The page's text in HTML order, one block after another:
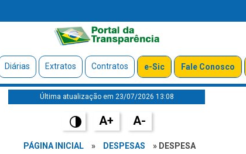
Diárias Extratos Contratos e-Sic Fale Conosco
Última atualização em 23/07/2026 13:08
A+ A-
PÁGINA INICIAL » DESPESAS » DESPESA